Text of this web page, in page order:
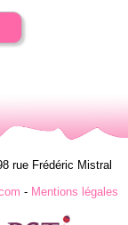
rue Frédéric Mistral
- Mentions légales